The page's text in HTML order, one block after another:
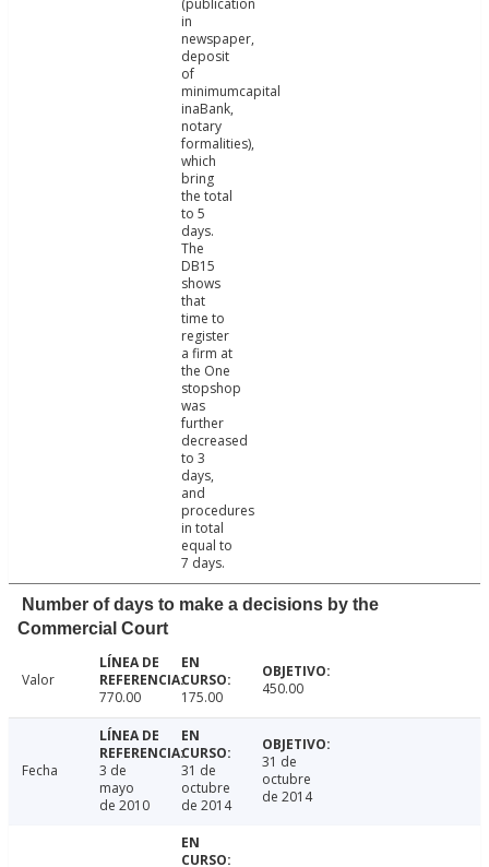
(publication
in
newspaper,
deposit
of
minimumcapital
inaBank,
notary
formalities),
which
bring
the total
to 5
days.
The
DB15
shows
that
time to
register
a firm at
the One
stopshop
was
further
decreased
to 3
days,
and
procedures
in total
equal to
7 days.
Number of days to make a decisions by the
Commercial Court
Valor
770.00
175.00 450.00
Fecha
3 de
mayo
de 2010
31 de
octubre
de 2014
31 de
octubre
de 2014